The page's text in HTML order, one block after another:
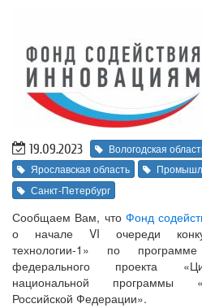
19.09.2023 Вологодская
Ярославская область
Санкт-Петербург
Сообщаем Вам, что Фонд
о начале VI очереди
технологии-1» по
федерального проекта
национальной программы
Российской Федерации».